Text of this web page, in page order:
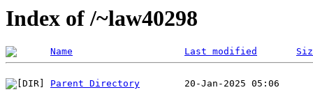
Index of /~law40298
Name Last modified
Parent Directory